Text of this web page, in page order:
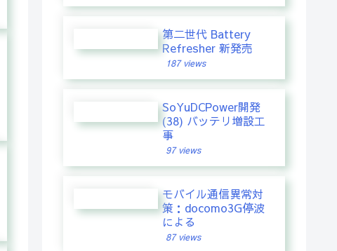
第二世代 Battery
Refresher 新発売
187 views
SoYuDCPower開発
(38) バッテリ増設工
事
97 views
モバイル通信異常対
策：docomo3G停波
による
87 views